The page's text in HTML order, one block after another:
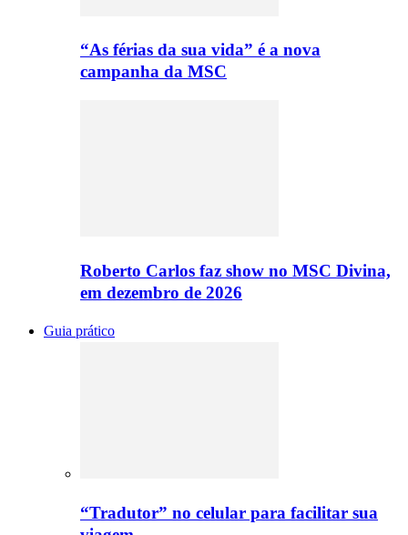
“As férias da sua vida” é a nova
campanha da MSC
Roberto Carlos faz show no MSC Divina,
em dezembro de 2026
Guia prático
“Tradutor” no celular para facilitar sua